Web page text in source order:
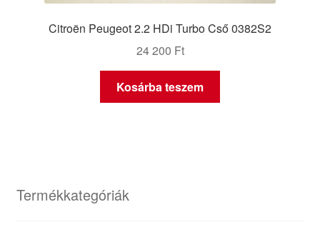
Citroën Peugeot 2.2 HDi Turbo Cső 0382S2
24 200 Ft
Kosárba teszem
Termékkategóriák